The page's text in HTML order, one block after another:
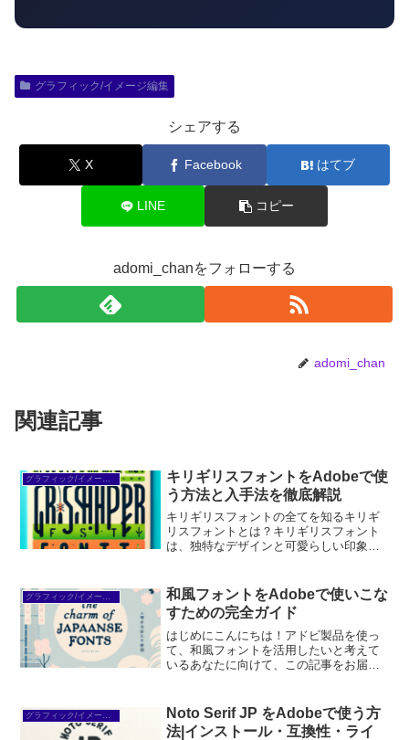
グラフィック/イメージ編集
シェアする
X Facebook はてブ
LINE コピー
adomi_chanをフォローする
adomi_chan
関連記事
グラフィック/イメージ編集
キリギリスフォントをAdobeで使
う方法と入手法を徹底解説
キリギリスフォントの全てを知るキリギ
リスフォントとは？キリギリスフォント
は、独特なデザインと可愛らしい印象を
ンに最適で、見る人の心をつかむ魅力が
あります。初心者でも扱い...
グラフィック/イメージ編集
和風フォントをAdobeで使いこな
すための完全ガイド
はじめにこんにちは！アドビ製品を使っ
て、和風フォントを活用したいと考えて
いるあなたに向けて、この記事をお届け
です。初心者でも簡単に取り入れられる
方法や、実際のデザイン例...
Noto Serif JP をAdobeで使う方
法|インストール・互換性・ライ